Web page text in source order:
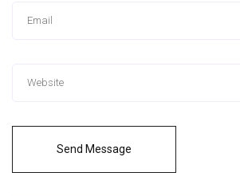
Send Message